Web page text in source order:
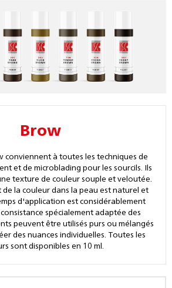
Brow
conviennent à toutes les techniques de
et de microblading pour les sourcils. Ils
texture de couleur souple et veloutée.
la couleur dans la peau est naturel et
d'application est considérablement
spécialement adaptée des
peuvent être utilisés purs ou mélangés
des nuances individuelles. Toutes les
sont disponibles en 10 ml.